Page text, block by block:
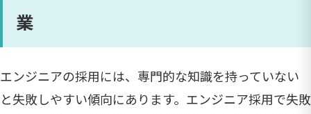
業
エンジニアの採用には、専門的な知識を持っていない
と失敗しやすい傾向にあります。エンジニア採用で失敗